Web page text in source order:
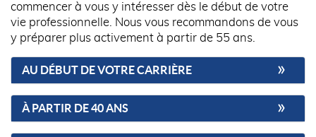
commencer à vous y intéresser dès le début de votre
vie professionnelle. Nous vous recommandons de vous
y préparer plus activement à partir de 55 ans.
AU DÉBUT DE VOTRE CARRIÈRE
À PARTIR DE 40 ANS